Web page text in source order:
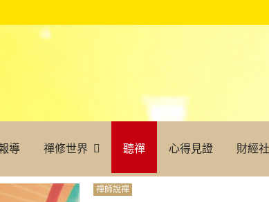
導 禪修世界 聽禪 心得見證 財經
禪師說禪